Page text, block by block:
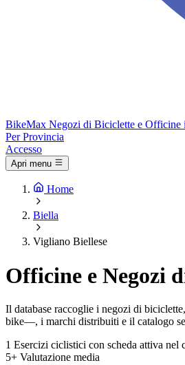
BikeMax Negozi di Biciclette e Officine
Per Provincia
Accesso
Apri menu
Home
Biella
Vigliano Biellese
Officine e Negozi
Il database raccoglie i negozi di
bike—, i marchi distribuiti e il catalogo
1 Esercizi ciclistici con scheda attiva nel
5+ Valutazione media